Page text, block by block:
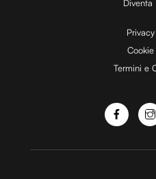
Diventa
Termini e